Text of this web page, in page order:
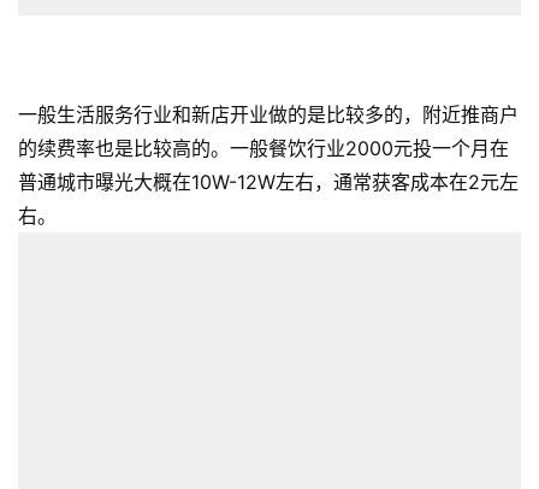
一般生活服务行业和新店开业做的是比较多的，附近推商户
的续费率也是比较高的。一般餐饮行业2000元投一个月在
普通城市曝光大概在10W-12W左右，通常获客成本在2元左
右。